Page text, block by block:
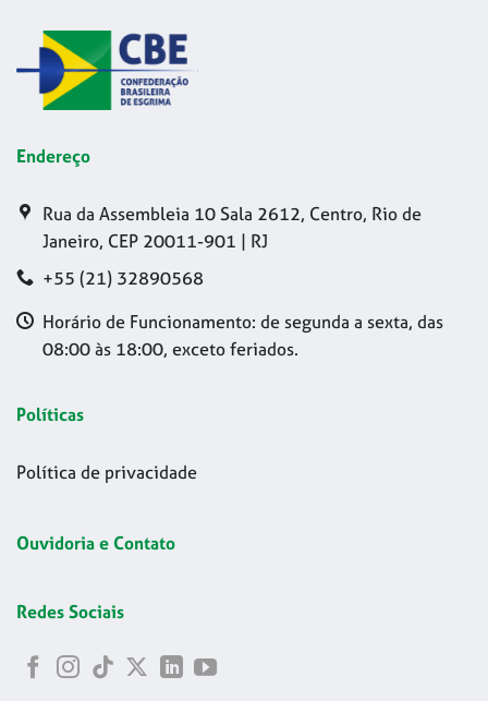
Endereço
Rua da Assembleia 10 Sala 2612, Centro, Rio de
Janeiro, CEP 20011-901 | RJ
+55 (21) 32890568
Horário de Funcionamento: de segunda a sexta, das
08:00 às 18:00, exceto feriados.
Políticas
Política de privacidade
Ouvidoria e Contato
Redes Sociais